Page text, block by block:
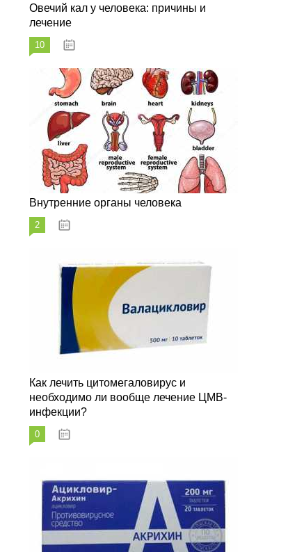
Овечий кал у человека: причины и
лечение
10
Внутренние органы человека
2
Как лечить цитомегаловирус и
необходимо ли вообще лечение ЦМВ-
инфекции?
0